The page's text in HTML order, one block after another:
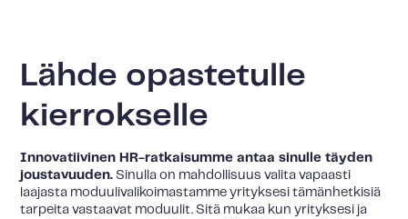
Lähde opastetulle
kierrokselle
Innovatiivinen HR-ratkaisumme antaa sinulle täyden
joustavuuden. Sinulla on mahdollisuus valita vapaasti
laajasta moduulivalikoimastamme yrityksesi tämänhetkisiä
tarpeita vastaavat moduulit. Sitä mukaa kun yrityksesi ja